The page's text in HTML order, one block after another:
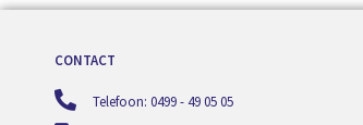
CONTACT
Telefoon: 0499 - 49 05 05